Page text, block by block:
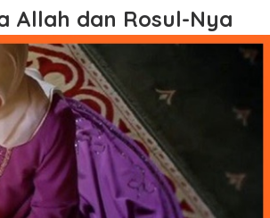
Allah dan Rosul-Nya